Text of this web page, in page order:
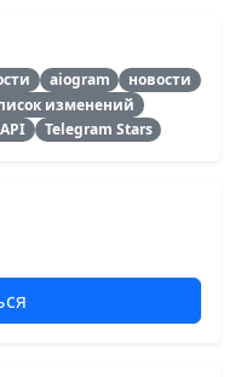
aiogram
новости
изменений
Telegram Stars